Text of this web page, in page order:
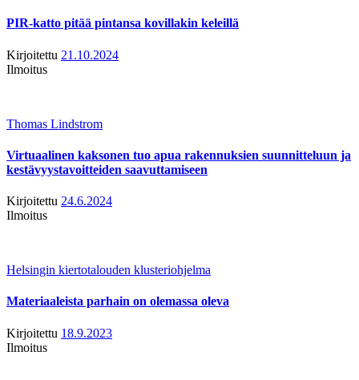
PIR-katto pitää pintansa kovillakin keleillä
Kirjoitettu 21.10.2024
Ilmoitus
Thomas Lindstrom
Virtuaalinen kaksonen tuo apua rakennuksien suunnitteluun ja
kestävyystavoitteiden saavuttamiseen
Kirjoitettu 24.6.2024
Ilmoitus
Helsingin kiertotalouden klusteriohjelma
Materiaaleista parhain on olemassa oleva
Kirjoitettu 18.9.2023
Ilmoitus